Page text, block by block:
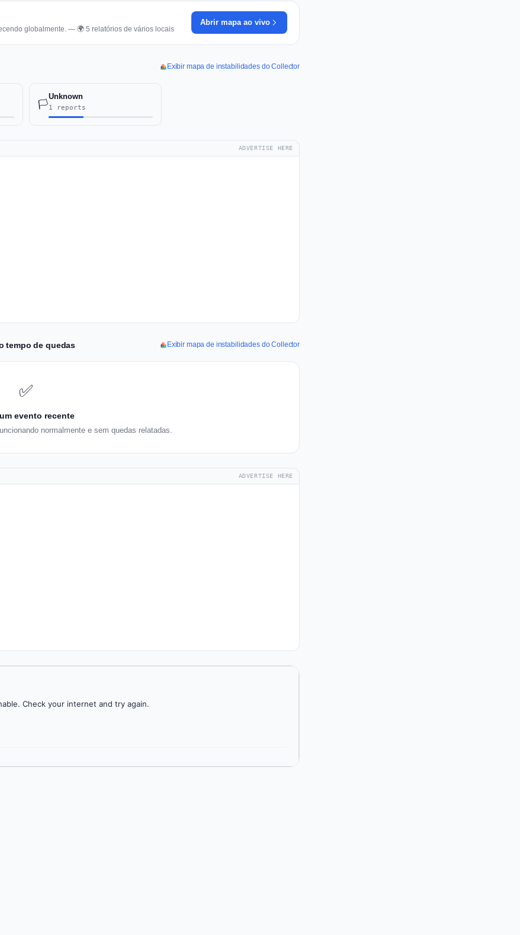
globalmente. — 🌍 5 relatórios de vários locais
Abrir mapa ao vivo
Exibir mapa de instabilidades do Collector
🏳️
Unknown
1 reports
ADVERTISE HERE
tempo de quedas Exibir mapa de instabilidades do Collector
✅
evento recente
normalmente e sem quedas relatadas.
ADVERTISE HERE
Check your internet and try again.